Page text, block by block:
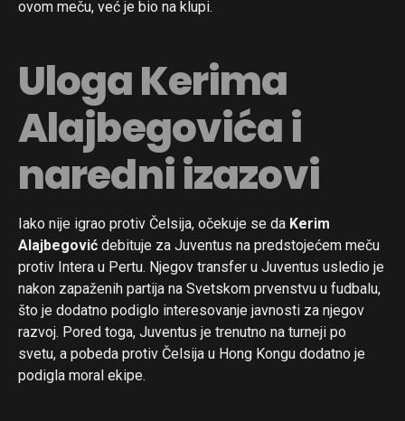
ovom meču, već je bio na klupi.
Uloga Kerima
Alajbegovića i
naredni izazovi
Iako nije igrao protiv Čelsija, očekuje se da Kerim
Alajbegović debituje za Juventus na predstojećem meču
protiv Intera u Pertu. Njegov transfer u Juventus usledio je
nakon zapaženih partija na Svetskom prvenstvu u fudbalu,
što je dodatno podiglo interesovanje javnosti za njegov
razvoj. Pored toga, Juventus je trenutno na turneji po
svetu, a pobeda protiv Čelsija u Hong Kongu dodatno je
podigla moral ekipe.